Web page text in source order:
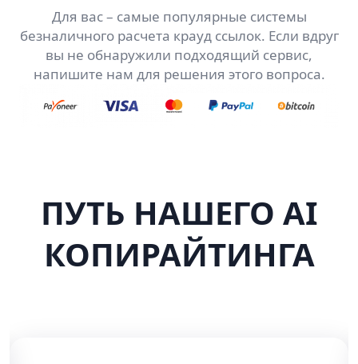
Для вас – самые популярные системы
безналичного расчета крауд ​​ссылок. Если вдруг
вы не обнаружили подходящий сервис,
напишите нам для решения этого вопроса.
ПУТЬ НАШЕГО AI
КОПИРАЙТИНГА